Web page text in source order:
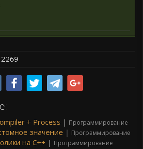
2269
+ Process | Программирование
значение | Программирование
на C++ | Программирование